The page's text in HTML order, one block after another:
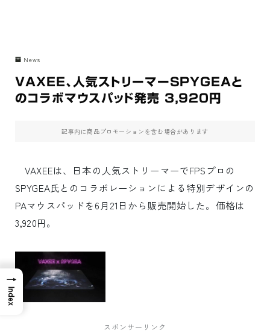
News
VAXEE、人気ストリーマーSPYGEAと
のコラボマウスパッド発売 3,920円
記事内に商品プロモーションを含む場合があります
VAXEEは、日本の人気ストリーマーでFPSプロの
SPYGEA氏とのコラボレーションによる特別デザインの
PAマウスパッドを6月21日から販売開始した。価格は
3,920円。
スポンサーリンク
→
Index